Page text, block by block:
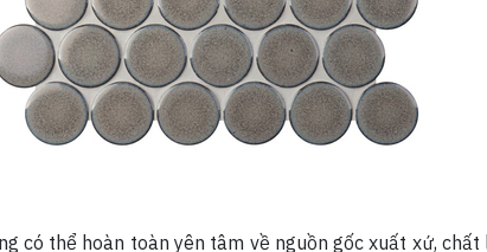
có thể hoàn toàn yên tâm về nguồn gốc xuất xứ,